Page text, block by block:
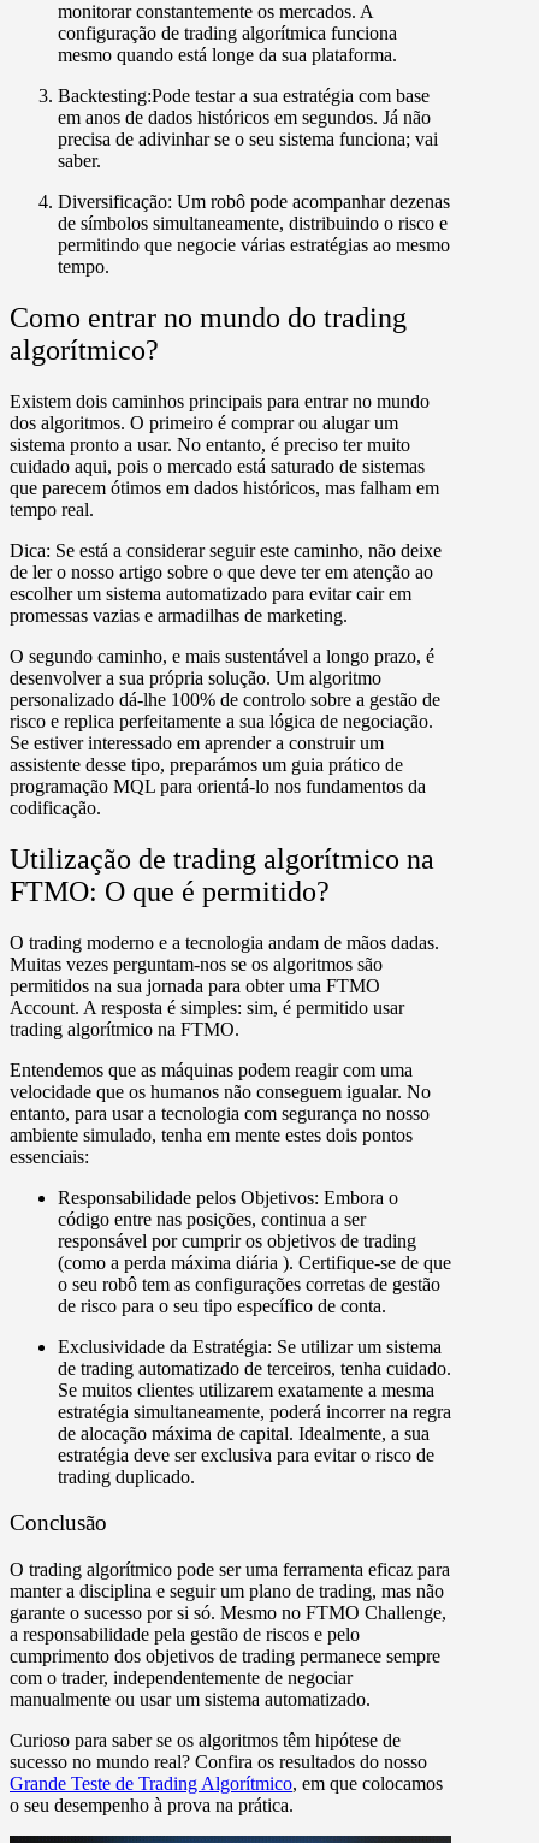
monitorar constantemente os mercados. A
configuração de trading algorítmica funciona
mesmo quando está longe da sua plataforma.
Backtesting:Pode testar a sua estratégia com base
em anos de dados históricos em segundos. Já não
precisa de adivinhar se o seu sistema funciona; vai
saber.
Diversificação: Um robô pode acompanhar dezenas
de símbolos simultaneamente, distribuindo o risco e
permitindo que negocie várias estratégias ao mesmo
tempo.
Como entrar no mundo do trading
algorítmico?
Existem dois caminhos principais para entrar no mundo
dos algoritmos. O primeiro é comprar ou alugar um
sistema pronto a usar. No entanto, é preciso ter muito
cuidado aqui, pois o mercado está saturado de sistemas
que parecem ótimos em dados históricos, mas falham em
tempo real.
Dica: Se está a considerar seguir este caminho, não deixe
de ler o nosso artigo sobre o que deve ter em atenção ao
escolher um sistema automatizado para evitar cair em
promessas vazias e armadilhas de marketing.
O segundo caminho, e mais sustentável a longo prazo, é
desenvolver a sua própria solução. Um algoritmo
personalizado dá-lhe 100% de controlo sobre a gestão de
risco e replica perfeitamente a sua lógica de negociação.
Se estiver interessado em aprender a construir um
assistente desse tipo, preparámos um guia prático de
programação MQL para orientá-lo nos fundamentos da
codificação.
Utilização de trading algorítmico na
FTMO: O que é permitido?
O trading moderno e a tecnologia andam de mãos dadas.
Muitas vezes perguntam-nos se os algoritmos são
permitidos na sua jornada para obter uma FTMO
Account. A resposta é simples: sim, é permitido usar
trading algorítmico na FTMO.
Entendemos que as máquinas podem reagir com uma
velocidade que os humanos não conseguem igualar. No
entanto, para usar a tecnologia com segurança no nosso
ambiente simulado, tenha em mente estes dois pontos
essenciais:
Responsabilidade pelos Objetivos: Embora o
código entre nas posições, continua a ser
responsável por cumprir os objetivos de trading
(como a perda máxima diária ). Certifique-se de que
o seu robô tem as configurações corretas de gestão
de risco para o seu tipo específico de conta.
Exclusividade da Estratégia: Se utilizar um sistema
de trading automatizado de terceiros, tenha cuidado.
Se muitos clientes utilizarem exatamente a mesma
estratégia simultaneamente, poderá incorrer na regra
de alocação máxima de capital. Idealmente, a sua
estratégia deve ser exclusiva para evitar o risco de
trading duplicado.
Conclusão
O trading algorítmico pode ser uma ferramenta eficaz para
manter a disciplina e seguir um plano de trading, mas não
garante o sucesso por si só. Mesmo no FTMO Challenge,
a responsabilidade pela gestão de riscos e pelo
cumprimento dos objetivos de trading permanece sempre
com o trader, independentemente de negociar
manualmente ou usar um sistema automatizado.
Curioso para saber se os algoritmos têm hipótese de
sucesso no mundo real? Confira os resultados do nosso
Grande Teste de Trading Algorítmico, em que colocamos
o seu desempenho à prova na prática.